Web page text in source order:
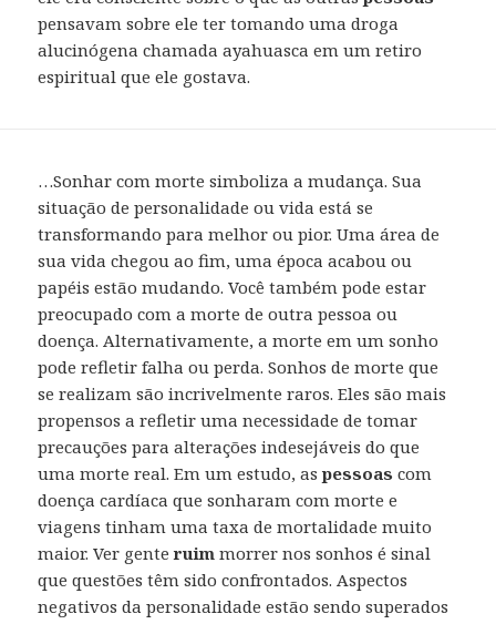
pensavam sobre ele ter tomando uma droga
alucinógena chamada ayahuasca em um retiro
espiritual que ele gostava.
…Sonhar com morte simboliza a mudança. Sua
situação de personalidade ou vida está se
transformando para melhor ou pior. Uma área de
sua vida chegou ao fim, uma época acabou ou
papéis estão mudando. Você também pode estar
preocupado com a morte de outra pessoa ou
doença. Alternativamente, a morte em um sonho
pode refletir falha ou perda. Sonhos de morte que
se realizam são incrivelmente raros. Eles são mais
propensos a refletir uma necessidade de tomar
precauções para alterações indesejáveis do que
uma morte real. Em um estudo, aspessoas com
doença cardíaca que sonharam com morte e
viagens tinham uma taxa de mortalidade muito
maior. Ver genteruim morrer nos sonhos é sinal
que questões têm sido confrontados. Aspectos
negativos da personalidade estão sendo superados